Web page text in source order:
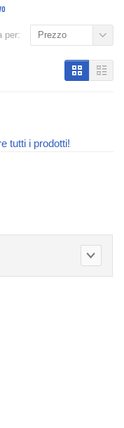
per: Prezzo
tutti i prodotti!